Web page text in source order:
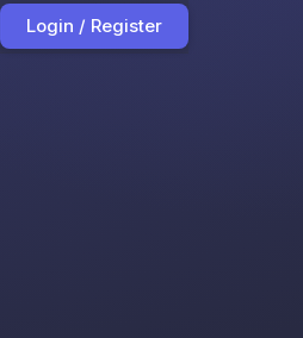
Login / Register